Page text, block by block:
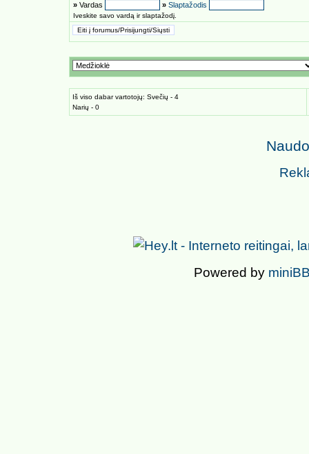
» Vardas » Slaptažodis
Iveskite savo vardą ir slaptažodį.
Iš viso dabar vartotojų: Svečių - 4
Narių - 0
Powered by